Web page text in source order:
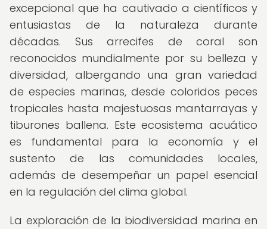
excepcional que ha cautivado a científicos y
entusiastas de la naturaleza durante
décadas. Sus arrecifes de coral son
reconocidos mundialmente por su belleza y
diversidad, albergando una gran variedad
de especies marinas, desde coloridos peces
tropicales hasta majestuosas mantarrayas y
tiburones ballena. Este ecosistema acuático
es fundamental para la economía y el
sustento de las comunidades locales,
además de desempeñar un papel esencial
en la regulación del clima global.
La exploración de la biodiversidad marina en